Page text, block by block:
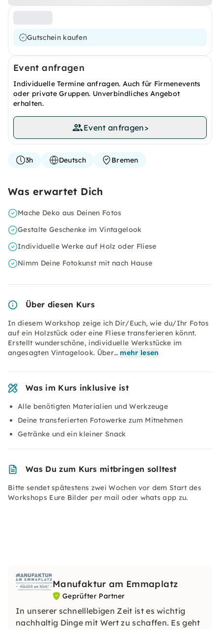
Gutschein kaufen
Event anfragen
Individuelle Termine anfragen. Auch für Firmenevents
oder private Gruppen. Unverbindliches Angebot
erhalten.
Event anfragen>
3h Deutsch Bremen
Was erwartet Dich
Mache Deko aus Deinen Fotos
Gestalte Geschenke im Vintagelook
Individuelle Werke auf Holz oder Fliese
Nimm Deine Fotokunst mit nach Hause
Über diesen Kurs
In diesem Workshop zeige ich Dir/Euch, wie du/Ihr Fotos
auf ein Holzstück oder eine Fliese transferieren könnt.
Erstellt wunderschöne, individuelle Werkstücke im
angesagten Vintagelook. Über… mehr lesen
Was im Kurs inklusive ist
Alle benötigten Materialien und Werkzeuge
Deine transferierten Fotowerke zum Mitnehmen
Getränke und ein kleiner Snack
Was Du zum Kurs mitbringen solltest
Bitte sendet spätestens zwei Wochen vor dem Start des
Workshops Eure Bilder per mail oder whats app zu.
Manufaktur am Emmaplatz
Geprüfter Partner
In unserer schnelllebigen Zeit ist es wichtig
nachhaltig Dinge mit Wert zu schaffen. Es geht